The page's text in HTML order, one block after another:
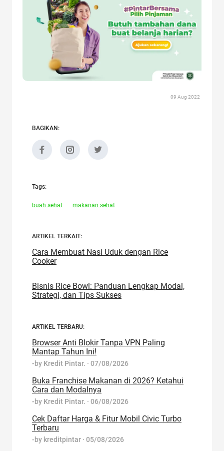
09 Aug 2022
BAGIKAN:
Tags:
buah sehat makanan sehat
ARTIKEL TERKAIT:
Cara Membuat Nasi Uduk dengan Rice
Cooker
Bisnis Rice Bowl: Panduan Lengkap Modal,
Strategi, dan Tips Sukses
ARTIKEL TERBARU:
Browser Anti Blokir Tanpa VPN Paling
Mantap Tahun Ini!
-by Kredit Pintar. · 07/08/2026
Buka Franchise Makanan di 2026? Ketahui
Cara dan Modalnya
-by Kredit Pintar. · 06/08/2026
Cek Daftar Harga & Fitur Mobil Civic Turbo
Terbaru
-by kreditpintar · 05/08/2026